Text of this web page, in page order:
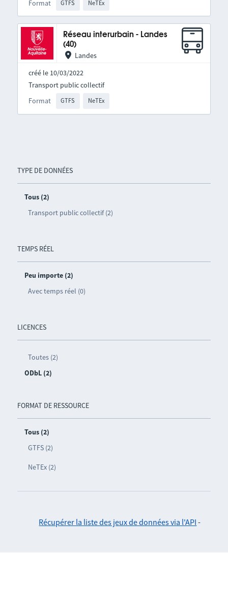
TYPE DE DONNÉES
Tous (2)
Transport public collectif (2)
TEMPS RÉEL
Peu importe (2)
Avec temps réel (0)
LICENCES
Toutes (2)
ODbL (2)
FORMAT DE RESSOURCE
Tous (2)
GTFS (2)
NeTEx (2)
Format GTFS NeTEx
Réseau interurbain - Landes
(40)
Landes
créé le 10/03/2022
Format GTFS NeTEx
Transport public collectif
Récupérer la liste des jeux de données via l'API -